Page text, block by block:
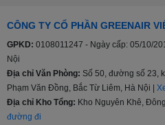
Tủ lạnh Samsung sản xuất với
236l, 360l, 380l, 488l…cho đến 648l
thoải mái lựa chọn sản phẩm phù
lượng lớn khách hàng hơn, từ phân
cấp hay cao cấp.
CÔNG TY CỔ PHẦN GREENAIR
GPKD: 0108011247 - Ngày cấp: 05/10/
Nội
Địa chỉ Văn Phòng: Số 50, đường số 23,
Phạm Văn Đồng, Bắc Từ Liêm, Hà Nội |
Địa chỉ Kho Tổng: Kho Nguyên Khê,
đường đi